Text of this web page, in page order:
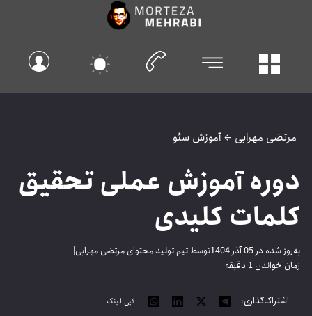
مهرابی←آموزش سئو
آموزش عملی تحقیق
کلیدی
شده در 05 آذر 1404 توسط تیم تولید محتوای مرتضی مهرابی|
خواندن 1 دقیقه
اشتراک‌گذاری: کپی لینک